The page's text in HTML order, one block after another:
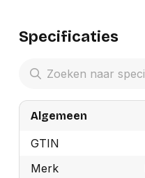
Specificaties
Algemeen
GTIN
Merk